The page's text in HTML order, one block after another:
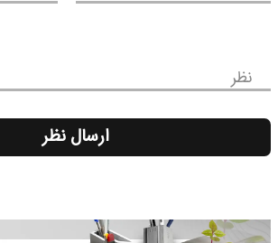
نظر
ارسال نظر